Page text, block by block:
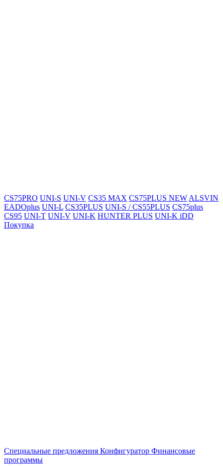
CS75PRO UNI-S UNI-V CS35 MAX CS75PLUS NEW ALSVIN
EADOplus UNI-L CS35PLUS UNI-S / CS55PLUS CS75plus
CS95 UNI-T UNI-V UNI-K HUNTER PLUS UNI-K iDD
Покупка
Специальные предложения Конфигуратор Финансовые
программы